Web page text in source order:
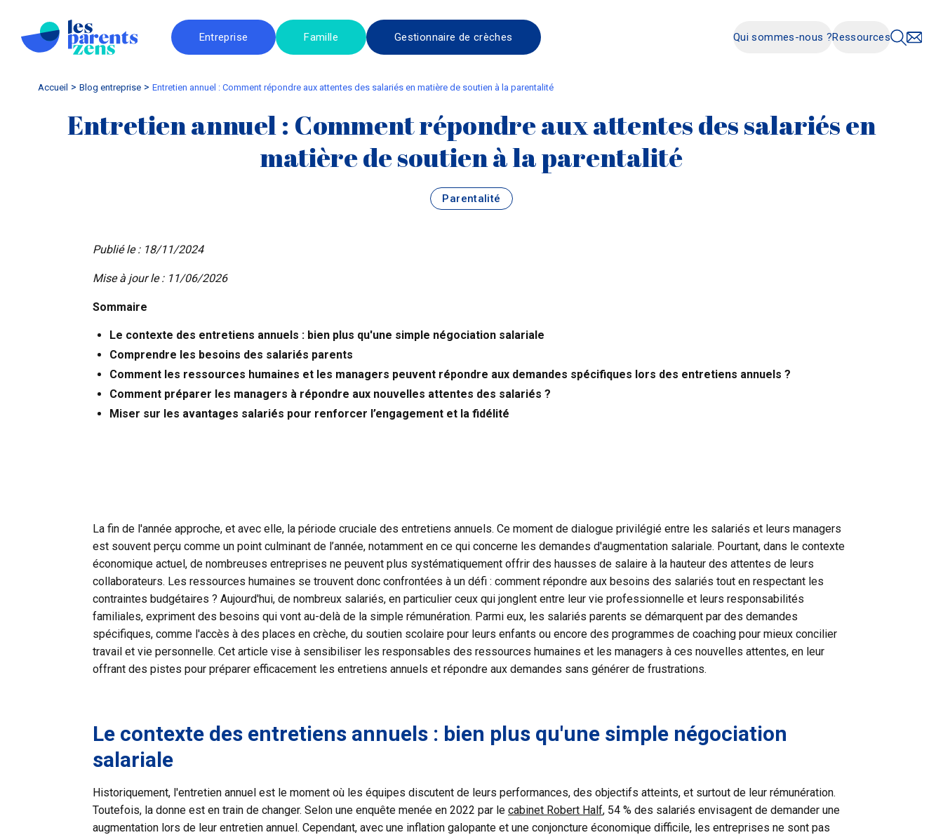
Entreprise Famille Gestionnaire de crèches Qui sommes-nous ?Ressources
Accueil blog entreprise Entretien annuel : Comment répondre aux attentes des salariés en matière de soutien à la parentalité
Entretien annuel : Comment répondre aux attentes des salariés en
matière de soutien à la parentalité
Parentalité
Publié le : 18/11/2024
Mise à jour le : 11/06/2026
Sommaire
Le contexte des entretiens annuels : bien plus qu'une simple négociation salariale
Comprendre les besoins des salariés parents
Comment les ressources humaines et les managers peuvent répondre aux demandes spécifiques lors des entretiens annuels ?
Comment préparer les managers à répondre aux nouvelles attentes des salariés ?
Miser sur les avantages salariés pour renforcer l’engagement et la fidélité
La fin de l'année approche, et avec elle, la période cruciale des entretiens annuels. Ce moment de dialogue privilégié entre les salariés et leurs managers
est souvent perçu comme un point culminant de l’année, notamment en ce qui concerne les demandes d'augmentation salariale. Pourtant, dans le contexte
économique actuel, de nombreuses entreprises ne peuvent plus systématiquement offrir des hausses de salaire à la hauteur des attentes de leurs
collaborateurs. Les ressources humaines se trouvent donc confrontées à un défi : comment répondre aux besoins des salariés tout en respectant les
contraintes budgétaires ? Aujourd'hui, de nombreux salariés, en particulier ceux qui jonglent entre leur vie professionnelle et leurs responsabilités
familiales, expriment des besoins qui vont au-delà de la simple rémunération. Parmi eux, les salariés parents se démarquent par des demandes
spécifiques, comme l'accès à des places en crèche, du soutien scolaire pour leurs enfants ou encore des programmes de coaching pour mieux concilier
travail et vie personnelle. Cet article vise à sensibiliser les responsables des ressources humaines et les managers à ces nouvelles attentes, en leur
offrant des pistes pour préparer efficacement les entretiens annuels et répondre aux demandes sans générer de frustrations.
Le contexte des entretiens annuels : bien plus qu'une simple négociation
salariale
Historiquement, l'entretien annuel est le moment où les équipes discutent de leurs performances, des objectifs atteints, et surtout de leur rémunération.
Toutefois, la donne est en train de changer. Selon une enquête menée en 2022 par le cabinet Robert Half, 54 % des salariés envisagent de demander une
augmentation lors de leur entretien annuel. Cependant, avec une inflation galopante et une conjoncture économique difficile, les entreprises ne sont pas